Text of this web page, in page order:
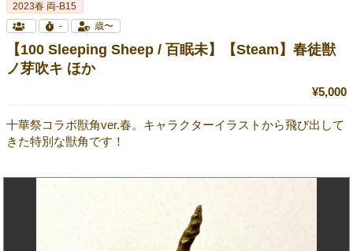
2023春 両‐B15
-
歳〜
【100 Sleeping Sheep / 百眠未】【Steam】春徒獣
ノ芽吹キ ほか
¥5,000
十華祭コラボ獣角ver.春。キャラクターイラストから飛び出して
きた特別な獣角です！